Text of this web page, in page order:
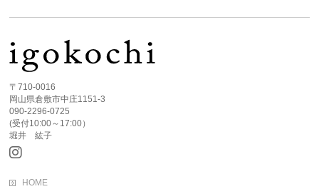
〒710-0016
岡山県倉敷市中庄1151-3
090-2296-0725
(受付10:00～17:00）
堀井 紘子
HOME